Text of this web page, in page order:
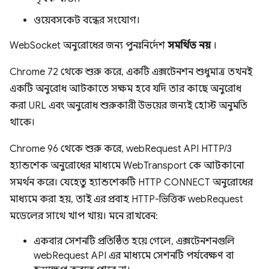
ওয়েবসকেট বন্ধের সংযোগ।
WebSocket অনুরোধের জন্য পুনঃনির্দেশ সমর্থিত নয়।
Chrome 72 থেকে শুরু করে, একটি এক্সটেনশন শুধুমাত্র তখনই
একটি অনুরোধ আটকাতে সক্ষম হবে যদি তার কাছে অনুরোধ
করা URL এবং অনুরোধ শুরুকারী উভয়ের জন্যই হোস্ট অনুমতি
থাকে।
Chrome 96 থেকে শুরু করে, webRequest API HTTP/3
হ্যান্ডশেক অনুরোধের মাধ্যমে WebTransport কে আটকানো
সমর্থন করে। যেহেতু হ্যান্ডশেকটি HTTP CONNECT অনুরোধের
মাধ্যমে করা হয়, তাই এর প্রবাহ HTTP-ভিত্তিক webRequest
মডেলের সাথে খাপ খায়। মনে রাখবেন:
একবার সেশনটি প্রতিষ্ঠিত হয়ে গেলে, এক্সটেনশনগুলি
webRequest API এর মাধ্যমে সেশনটি পর্যবেক্ষণ বা